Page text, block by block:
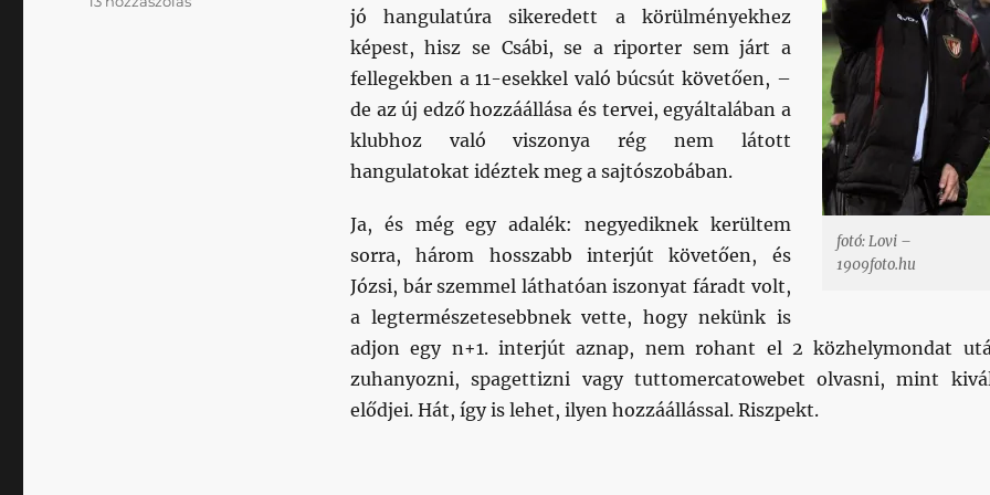
kell
fotó: Lovi –
1909foto.hu
jó hangulatúra sikeredett a körülményekhez
képest, hisz se Csábi, se a riporter sem járt a
fellegekben a 11-esekkel való búcsút követően, –
de az új edző hozzáállása és tervei, egyáltalában a
klubhoz való viszonya rég nem látott
hangulatokat idéztek meg a sajtószobában.
Ja, és még egy adalék: negyediknek kerültem
sorra, három hosszabb interjút követően, és
Józsi, bár szemmel láthatóan iszonyat fáradt volt,
a legtermészetesebbnek vette, hogy nekünk is
adjon egy n+1. interjút aznap, nem rohant el 2 közhelymondat
zuhanyozni, spagettizni vagy tuttomercatowebet olvasni, mint
elődjei. Hát, így is lehet, ilyen hozzáállással. Riszpekt.